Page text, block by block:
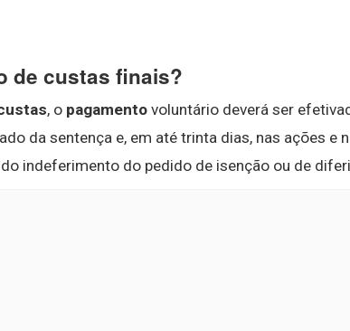
de custas finais?
, o pagamento voluntário deverá ser
da sentença e, em até trinta dias, nas ações e
indeferimento do pedido de isenção ou de